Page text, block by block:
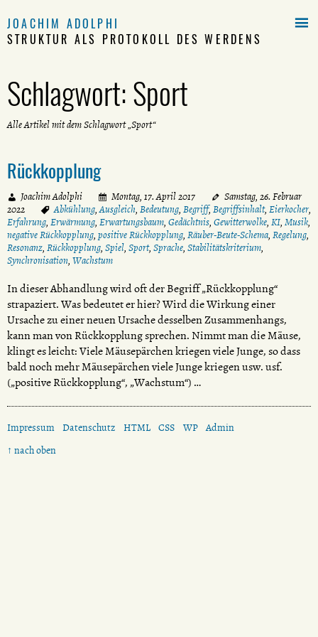
JOACHIM ADOLPHI
STRUKTUR ALS PROTOKOLL DES WERDENS
Schlagwort:Sport
Alle Artikel mit dem Schlagwort „Sport“
Rückkopplung
Joachim Adolphi Montag, 17. April 2017
Samstag, 26. Februar
2022
Abkühlung,Ausgleich, Bedeutung, Begriff, Begriffsinhalt, Eierkocher,
Erfahrung, Erwärmung, Erwartungsbaum, Gedächtnis, Gewitterwolke, KI, Musik,
negative Rückkopplung, positive Rückkopplung, Räuber-Beute-Schema, Regelung,
Resonanz, Rückkopplung, Spiel, Sport, Sprache, Stabilitätskriterium,
Synchronisation, Wachstum
In dieser Abhandlung wird oft der Begriff „Rückkopplung“
strapaziert. Was bedeutet er hier? Wird die Wirkung einer
Ursache zu einer neuen Ursache desselben Zusammenhangs,
kann man von Rückkopplung sprechen. Nimmt man die Mäuse,
klingt es leicht: Viele Mäusepärchen kriegen viele Junge, so dass
bald noch mehr Mäusepärchen viele Junge kriegen usw. usf.
(„positive Rückkopplung“, „Wachstum“) …

Impressum Datenschutz HTML CSS WP Admin
↑ nach oben